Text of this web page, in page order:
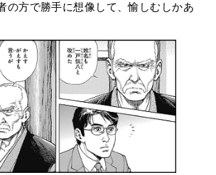
の方で勝手に想像して、愉しむしかあ